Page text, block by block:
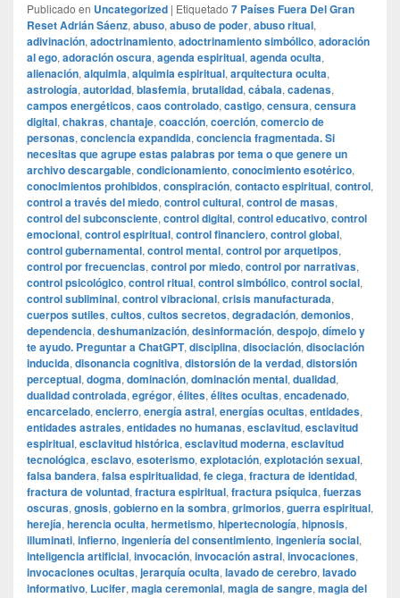
Publicado en Uncategorized | Etiquetado 7 Países Fuera Del Gran
Reset Adrián Sáenz, abuso, abuso de poder, abuso ritual,
adivinación, adoctrinamiento, adoctrinamiento simbólico, adoración
al ego, adoración oscura, agenda espiritual, agenda oculta,
alienación, alquimia, alquimia espiritual, arquitectura oculta,
astrología, autoridad, blasfemia, brutalidad, cábala, cadenas,
campos energéticos, caos controlado, castigo, censura, censura
digital, chakras, chantaje, coacción, coerción, comercio de
personas, conciencia expandida, conciencia fragmentada. Si
necesitas que agrupe estas palabras por tema o que genere un
archivo descargable, condicionamiento, conocimiento esotérico,
conocimientos prohibidos, conspiración, contacto espiritual, control,
control a través del miedo, control cultural, control de masas,
control del subconsciente, control digital, control educativo, control
emocional, control espiritual, control financiero, control global,
control gubernamental, control mental, control por arquetipos,
control por frecuencias, control por miedo, control por narrativas,
control psicológico, control ritual, control simbólico, control social,
control subliminal, control vibracional, crisis manufacturada,
cuerpos sutiles, cultos, cultos secretos, degradación, demonios,
dependencia, deshumanización, desinformación, despojo, dímelo y
te ayudo. Preguntar a ChatGPT, disciplina, disociación, disociación
inducida, disonancia cognitiva, distorsión de la verdad, distorsión
perceptual, dogma, dominación, dominación mental, dualidad,
dualidad controlada, egrégor, élites, élites ocultas, encadenado,
encarcelado, encierro, energía astral, energías ocultas, entidades,
entidades astrales, entidades no humanas, esclavitud, esclavitud
espiritual, esclavitud histórica, esclavitud moderna, esclavitud
tecnológica, esclavo, esoterismo, explotación, explotación sexual,
falsa bandera, falsa espiritualidad, fe ciega, fractura de identidad,
fractura de voluntad, fractura espiritual, fractura psíquica, fuerzas
oscuras, gnosis, gobierno en la sombra, grimorios, guerra espiritual,
herejía, herencia oculta, hermetismo, hipertecnología, hipnosis,
illuminati, infierno, ingeniería del consentimiento, ingeniería social,
inteligencia artificial, invocación, invocación astral, invocaciones,
invocaciones ocultas, jerarquía oculta, lavado de cerebro, lavado
informativo, Lucifer, magia ceremonial, magia de sangre, magia del